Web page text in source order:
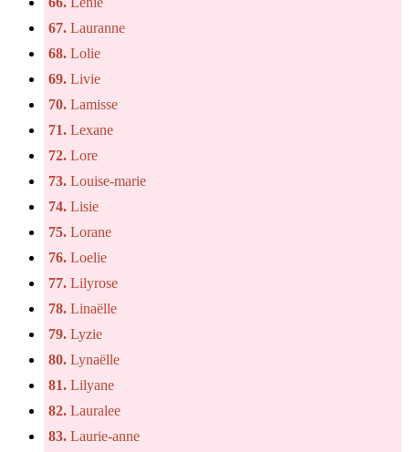
67. Lauranne
68. Lolie
69. Livie
70. Lamisse
71. Lexane
72. Lore
73. Louise-marie
74. Lisie
75. Lorane
76. Loelie
77. Lilyrose
78. Linaëlle
79. Lyzie
80. Lynaëlle
81. Lilyane
82. Lauralee
83. Laurie-anne